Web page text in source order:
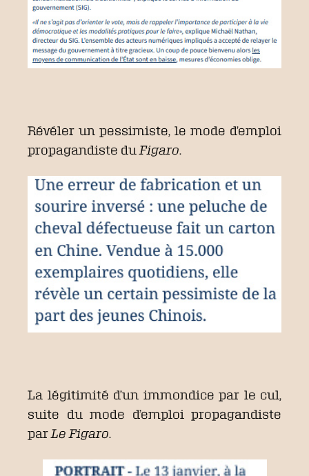
Révéler un pessimiste, le mode d’emploi
propagandiste du Figaro.
La légitimité d’un immondice par le cul,
suite du mode d’emploi propagandiste
par Le Figaro.